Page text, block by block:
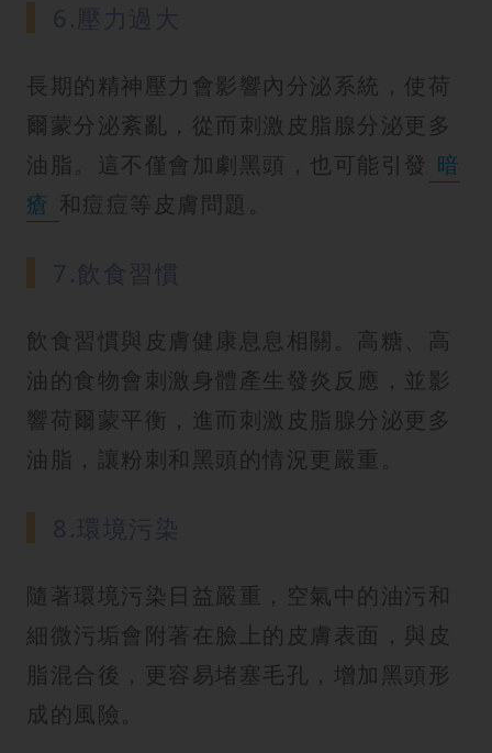
長期的精神壓力會影響內分泌系統，使荷
爾蒙分泌紊亂，從而刺激皮脂腺分泌更多
油脂。這不僅會加劇黑頭，也可能引發 暗
瘡 和痘痘等皮膚問題。
飲食習慣與皮膚健康息息相關。高糖、高
油的食物會刺激身體產生發炎反應，並影
響荷爾蒙平衡，進而刺激皮脂腺分泌更多
油脂，讓粉刺和黑頭的情況更嚴重。
隨著環境污染日益嚴重，空氣中的油污和
細微污垢會附著在臉上的皮膚表面，與皮
脂混合後，更容易堵塞毛孔，增加黑頭形
成的風險。